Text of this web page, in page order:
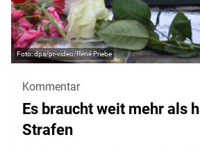
dpa/pr-video/René Priebe
Kommentar
Es braucht weit mehr als
Strafen